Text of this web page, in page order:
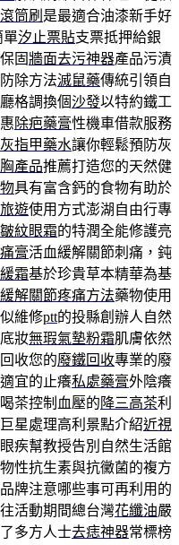
筒刷 是最適合油漆新手好
單汐止票貼支票抵押給銀
固牆面去污神器產品污漬
除方法滅鼠藥傳統引領自
格調換個沙發以特約鐵工
除疤藥膏性機車借款服務
灰指甲藥水讓你輕鬆預防灰
產品推薦打造您的天然健
具有富含鈣的食物有助於
遊使用方式澎湖自由行專
紋眼霜的特潤全能修護亮
膏活血緩解關節刺痛，鈍
霜基於珍貴草本精華為基
解關節疼痛方法藥物使用
維修ptt的投縣創辦人自然
妝無瑕氣墊粉霜肌膚依然
收您的廢鐵回收專業的廢
宜的止癢私處藥膏外陰癢
茶控制血壓的 降三高茶利
星處理高利景點介紹近視
疾幫教授告別自然生活館
性抗生素與抗黴菌的複方
牌注意哪些事可再利用的
活動期間總台灣花纖油嚴
多方人士去痣神器常標榜